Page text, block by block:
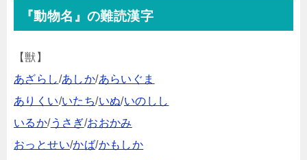
『動物名』の難読漢字
【獣】
あざらし/あしか/あらいぐま
ありくい/いたち/いぬ/いのしし
いるか/うさぎ/おおかみ
おっとせい/かば/かもしか